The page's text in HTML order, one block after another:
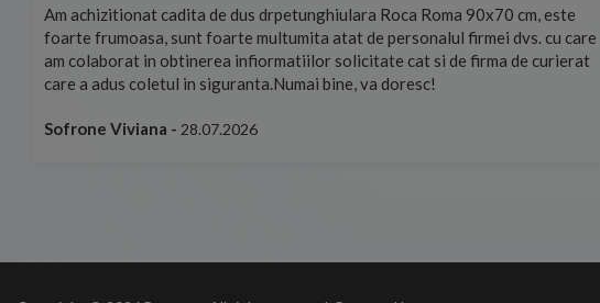
Am achizitionat cadita de dus drpetunghiulara Roca Roma 90x70 cm, este
foarte frumoasa, sunt foarte multumita atat de personalul firmei dvs. cu care
am colaborat in obtinerea infiormatiilor solicitate cat si de firma de curierat
care a adus coletul in siguranta.Numai bine, va doresc!
Sofrone Viviana - 28.07.2026